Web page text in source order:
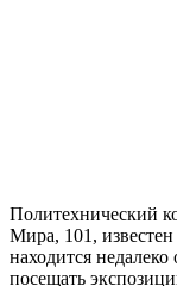
Политехнический
Мира, 101,
находится
посещать